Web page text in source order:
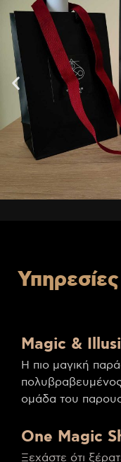
Magic &
Η πιο μαγική
ομάδα του
One Magic
Ξεχάστε ότι